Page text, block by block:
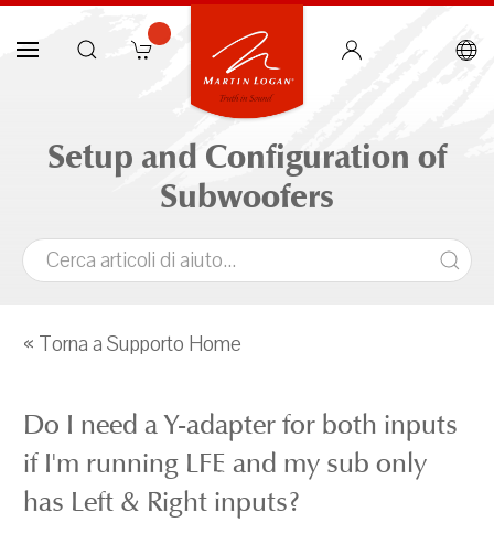
Setup and Configuration of
Subwoofers
« Torna a Supporto Home
Do I need a Y-adapter for both inputs
if I'm running LFE and my sub only
has Left & Right inputs?